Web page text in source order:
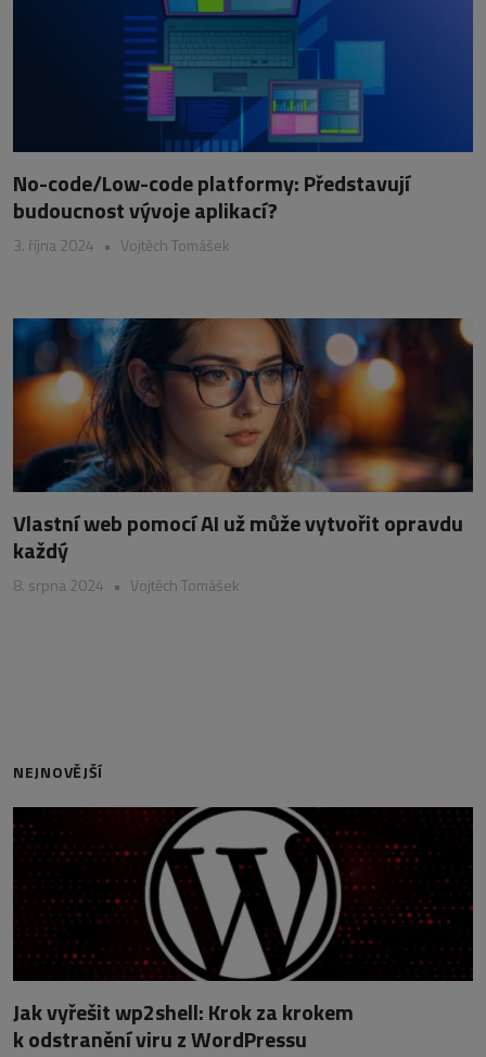
No-code/Low-code platformy: Představují
budoucnost vývoje aplikací?
3. října 2024 • Vojtěch Tomášek
Vlastní web pomocí AI už může vytvořit opravdu
každý
8. srpna 2024 • Vojtěch Tomášek
NEJNOVĚJŠÍ
Jak vyřešit wp2shell: Krok za krokem
k odstranění viru z WordPressu